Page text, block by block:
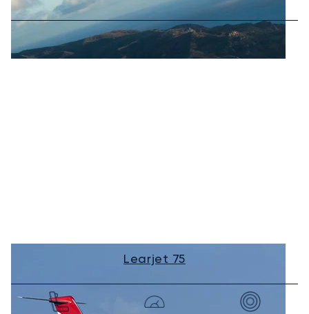
Learjet 75